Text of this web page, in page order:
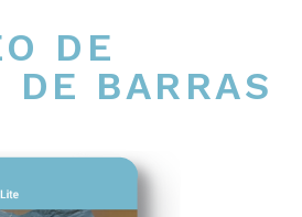
DE
DE BARRAS